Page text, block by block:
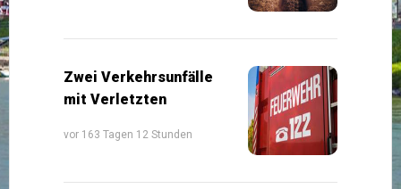
Zwei Verkehrsunfälle
mit Verletzten
vor 163 Tagen 12 Stunden